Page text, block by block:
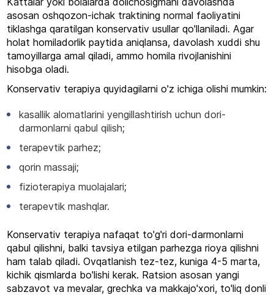
asosan oshqozon-ichak traktining normal faoliyatini
tiklashga qaratilgan konservativ usullar qo'llaniladi. Agar
holat homiladorlik paytida aniqlansa, davolash xuddi shu
tamoyillarga amal qiladi, ammo homila rivojlanishini
hisobga oladi.
Konservativ terapiya quyidagilarni o'z ichiga olishi mumkin:
kasallik alomatlarini yengillashtirish uchun dori-
darmonlarni qabul qilish;
terapevtik parhez;
qorin massaji;
fizioterapiya muolajalari;
terapevtik mashqlar.
Konservativ terapiya nafaqat to'g'ri dori-darmonlarni
qabul qilishni, balki tavsiya etilgan parhezga rioya qilishni
ham talab qiladi. Ovqatlanish tez-tez, kuniga 4-5 marta,
kichik qismlarda bo'lishi kerak. Ratsion asosan yangi
sabzavot va mevalar, grechka va makkajo'xori, to'liq donli